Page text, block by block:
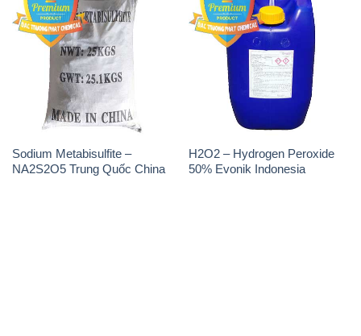
Sodium Metabisulfite –
NA2S2O5 Trung Quốc China
H2O2 – Hydrogen Peroxide
50% Evonik Indonesia